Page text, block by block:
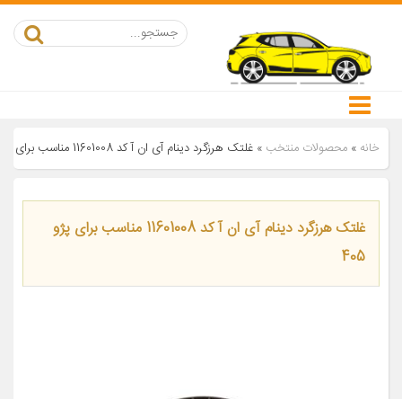
خانه » محصولات منتخب » غلتک هرزگرد دینام آی ان آ کد 11601008 مناسب برای پژو 405
غلتک هرزگرد دینام آی ان آ کد 11601008 مناسب برای پژو
405